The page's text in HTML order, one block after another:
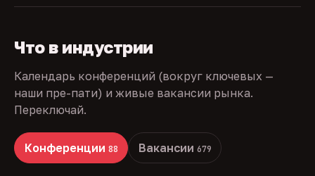
Что в индустрии
Календарь конференций (вокруг ключевых —
наши пре-пати) и живые вакансии рынка.
Переключай.
Конференции 88 Вакансии 679